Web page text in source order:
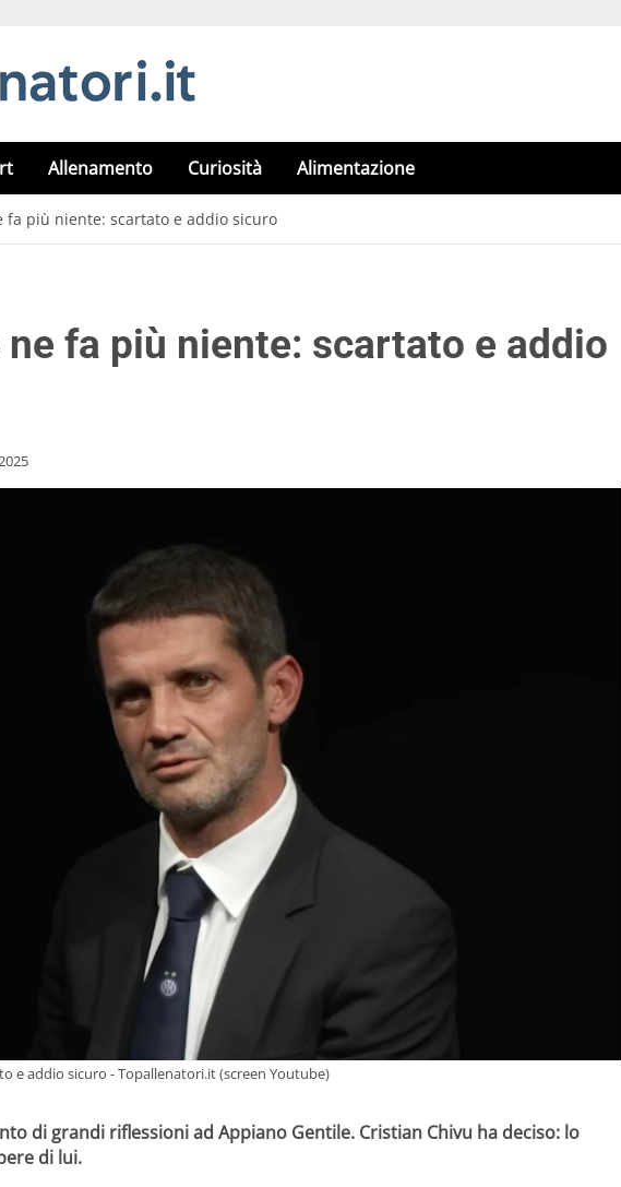
Allenamento Curiosità Alimentazione
fa più niente: scartato e addio sicuro
ne fa più niente: scartato e addio
e addio sicuro - Topallenatori.it (screen Youtube)
di grandi riflessioni ad Appiano Gentile. Cristian Chivu ha deciso: lo
di lui.